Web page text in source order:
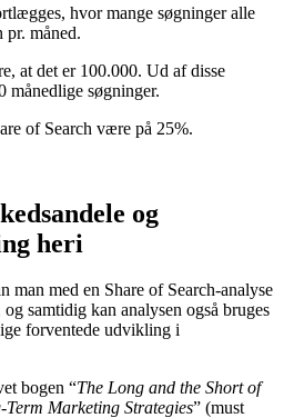
hvor mange søgninger alle
måned.
at det er 100.000. Ud af disse
månedlige søgninger.
of Search være på 25%.
og
heri
med en Share of Search-analyse
samtidig kan analysen også bruges
forventede udvikling i
bogen “The Long and the Short of
Marketing Strategies” (must